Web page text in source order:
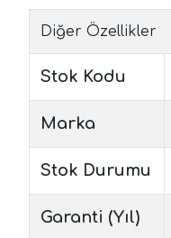
Diğer Özellikler
Stok Kodu
Marka
Stok Durumu
Garanti (Yıl)